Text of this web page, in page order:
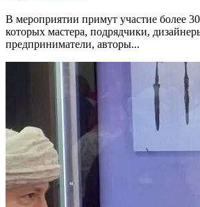
В мероприятии примут участие более
которых мастера, подрядчики,
предприниматели, авторы...